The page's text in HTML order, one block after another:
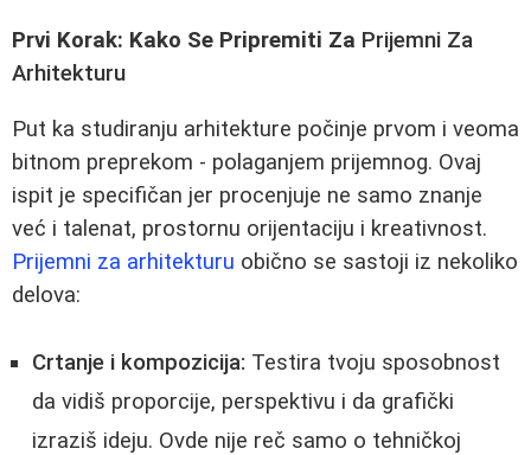
Prvi Korak: Kako Se Pripremiti Za Prijemni Za
Arhitekturu
Put ka studiranju arhitekture počinje prvom i veoma
bitnom preprekom - polaganjem prijemnog. Ovaj
ispit je specifičan jer procenjuje ne samo znanje
već i talenat, prostornu orijentaciju i kreativnost.
Prijemni za arhitekturu obično se sastoji iz nekoliko
delova:
Crtanje i kompozicija: Testira tvoju sposobnost
da vidiš proporcije, perspektivu i da grafički
izraziš ideju. Ovde nije reč samo o tehničkoj